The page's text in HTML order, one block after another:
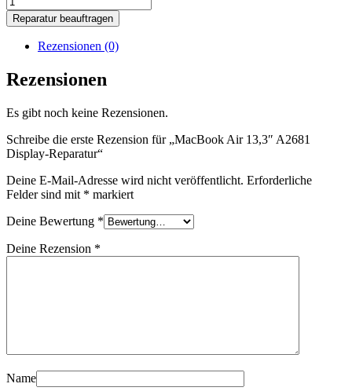
Air
13,3"
A2681
Display-
Reparatur
Menge
Reparatur beauftragen
Rezensionen (0)
Rezensionen
Es gibt noch keine Rezensionen.
Schreibe die erste Rezension für „MacBook Air 13,3″ A2681
Display-Reparatur“
Deine E-Mail-Adresse wird nicht veröffentlicht. Erforderliche
Felder sind mit * markiert
Deine Bewertung *
Deine Rezension *
Name